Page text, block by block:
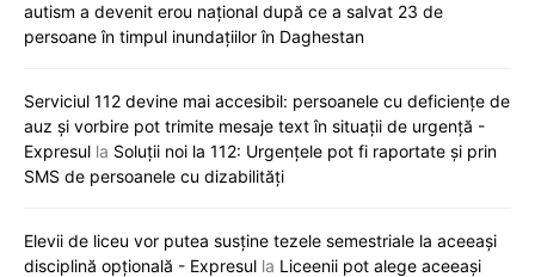
autism a devenit erou național după ce a salvat 23 de
persoane în timpul inundațiilor în Daghestan
Serviciul 112 devine mai accesibil: persoanele cu deficiențe de
auz și vorbire pot trimite mesaje text în situații de urgență -
Expresul la Soluții noi la 112: Urgențele pot fi raportate și prin
SMS de persoanele cu dizabilități
Elevii de liceu vor putea susține tezele semestriale la aceeași
disciplină opțională - Expresul la Liceenii pot alege aceeași